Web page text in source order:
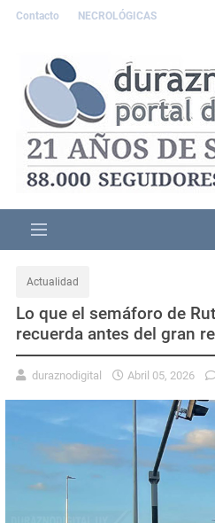
Contacto NECROLÓGICAS
Actualidad
Lo que el semáforo de
recuerda antes del gran
duraznodigital Abril 05, 2026